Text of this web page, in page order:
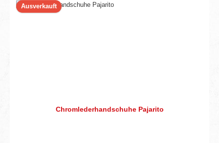
Ausverkauft
Chromlederhandschuhe Pajarito